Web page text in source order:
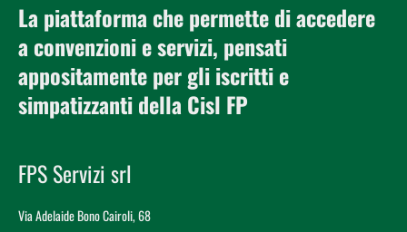
La piattaforma che permette di accedere
a convenzioni e servizi, pensati
appositamente per gli iscritti e
simpatizzanti della Cisl FP
FPS Servizi srl
Via Adelaide Bono Cairoli, 68